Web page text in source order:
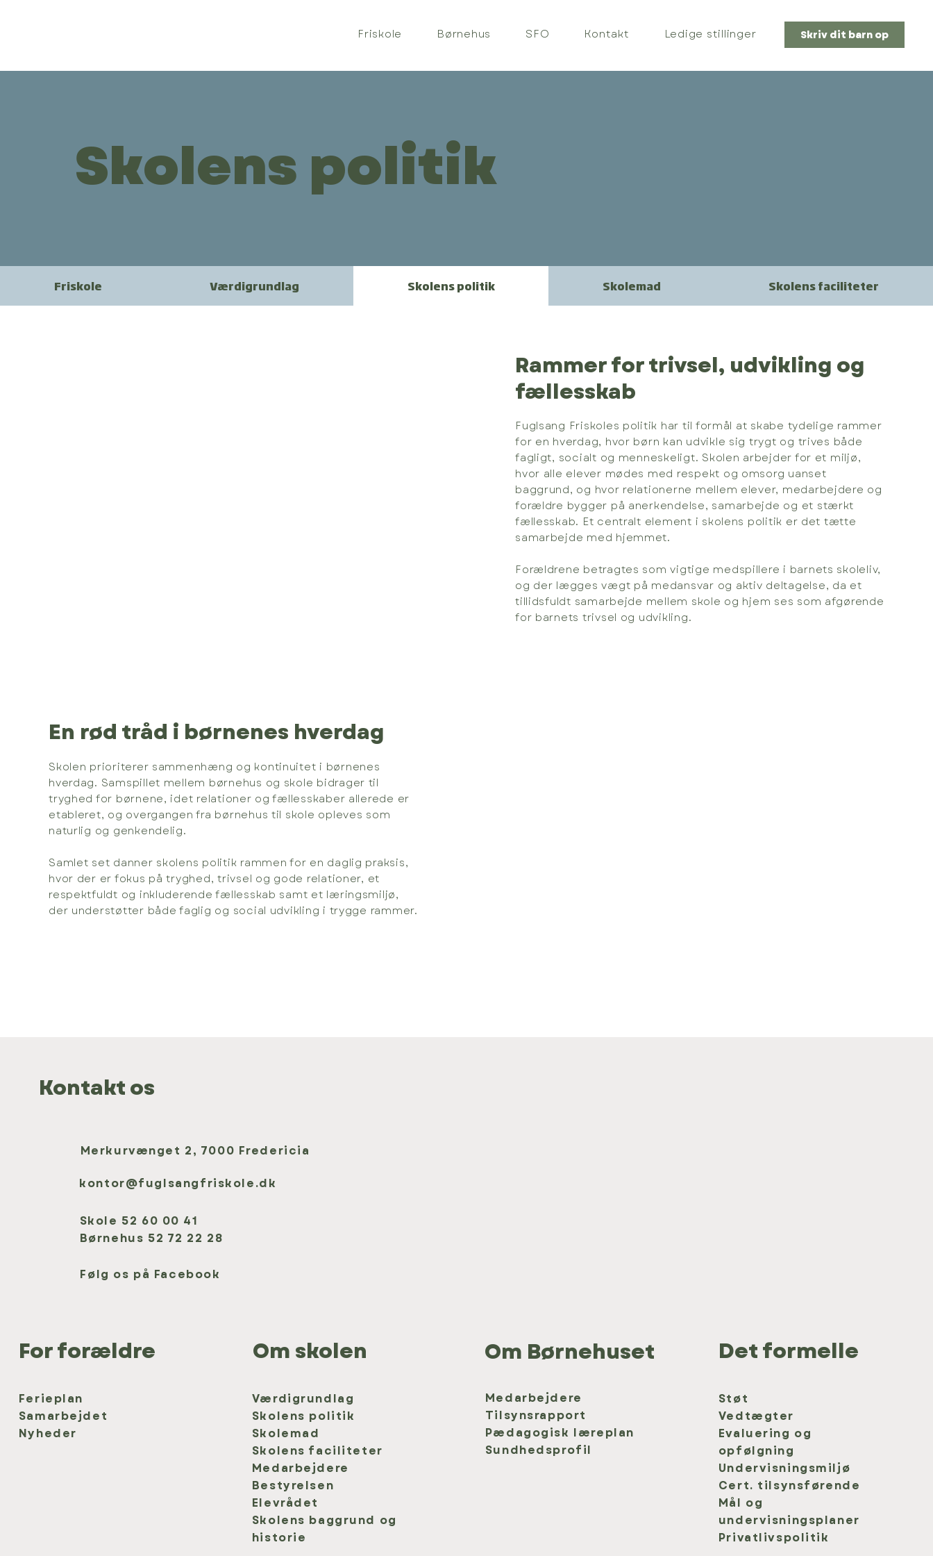
Friskole Børnehus SFO Kontakt Ledige stillinger Skriv dit barn op
Skolens politik
Friskole Værdigrundlag Skolens politik Skolemad Skolens faciliteter
Rammer for trivsel, udvikling og
fællesskab
Fuglsang Friskoles politik har til formål at skabe tydelige rammer
for en hverdag, hvor børn kan udvikle sig trygt og trives både
fagligt, socialt og menneskeligt. Skolen arbejder for et miljø,
hvor alle elever mødes med respekt og omsorg uanset
baggrund, og hvor relationerne mellem elever, medarbejdere og
forældre bygger på anerkendelse, samarbejde og et stærkt
fællesskab. Et centralt element i skolens politik er det tætte
samarbejde med hjemmet.
Forældrene betragtes som vigtige medspillere i barnets skoleliv,
og der lægges vægt på medansvar og aktiv deltagelse, da et
tillidsfuldt samarbejde mellem skole og hjem ses som afgørende
for barnets trivsel og udvikling.
En rød tråd i børnenes hverdag
Skolen prioriterer sammenhæng og kontinuitet i børnenes
hverdag. Samspillet mellem børnehus og skole bidrager til
tryghed for børnene, idet relationer og fællesskaber allerede er
etableret, og overgangen fra børnehus til skole opleves som
naturlig og genkendelig.
Samlet set danner skolens politik rammen for en daglig praksis,
hvor der er fokus på tryghed, trivsel og gode relationer, et
respektfuldt og inkluderende fællesskab samt et læringsmiljø,
der understøtter både faglig og social udvikling i trygge rammer.
Kontakt os
Merkurvænget 2, 7000 Fredericia
kontor@fuglsangfriskole.dk
Skole 52 60 00 41
Børnehus 52 72 22 28
Følg os på Facebook
Om skolen
Værdigrundlag
Skolens politik
Skolemad
Skolens faciliteter
Medarbejdere
Bestyrelsen
Elevrådet
Skolens baggrund og
historie
Om Børnehuset
Medarbejdere
Tilsynsrapport
Pædagogisk læreplan
Sundhedsprofil
Det formelle
Støt
Vedtægter
Evaluering og
opfølgning
Undervisningsmiljø
Cert. tilsynsførende
Mål og
undervisningsplaner
Privatlivspolitik
For forældre
Ferieplan
Samarbejdet
Nyheder